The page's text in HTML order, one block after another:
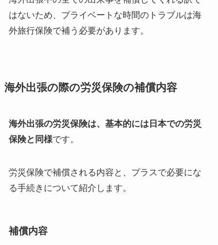
はないため、 プライベートな時間のトラブルは海
外旅行保険で補う必要があります。
海外出張の際の労災保険の補償内容
海外出張の労災保険は、基本的には日本での労災
保険と同様です。
労災保険で補償される内容と、プラスで必要にな
る手続きについて紹介します。
補償内容